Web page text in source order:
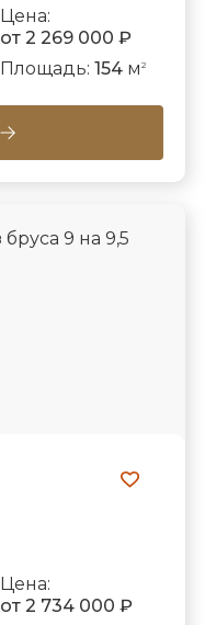
Цена:
от 2 269 000 ₽
Площадь: 154м 2
Цена:
от 2 734 000 ₽